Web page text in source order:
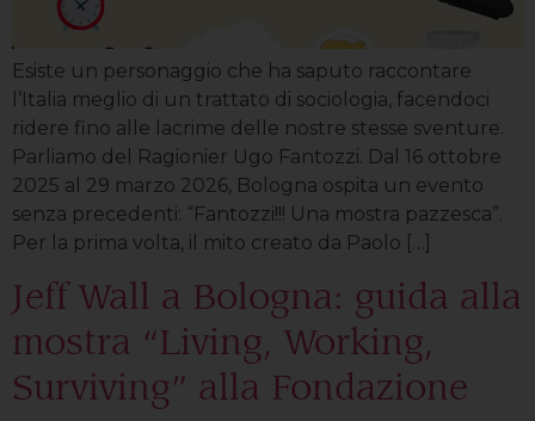
Esiste un personaggio che ha saputo raccontare
l’Italia meglio di un trattato di sociologia, facendoci
ridere fino alle lacrime delle nostre stesse sventure.
Parliamo del Ragionier Ugo Fantozzi. Dal 16 ottobre
2025 al 29 marzo 2026, Bologna ospita un evento
senza precedenti: “Fantozzi!!! Una mostra pazzesca”.
Per la prima volta, il mito creato da Paolo […]
Jeff Wall a Bologna: guida alla
mostra “Living, Working,
Surviving” alla Fondazione